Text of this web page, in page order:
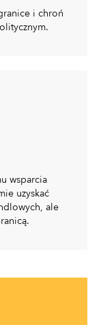
i chroń
wsparcia
uzyskać
ale